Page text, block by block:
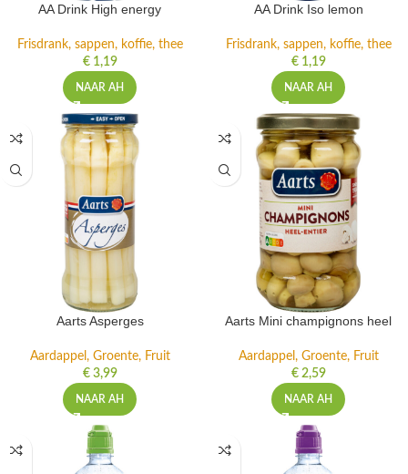
AA Drink High energy
Frisdrank, sappen, koffie, thee
€1,19
NAAR AH
AA Drink Iso lemon
Frisdrank, sappen, koffie, thee
€1,19
NAAR AH
Aarts Asperges
Aardappel, Groente, Fruit
€3,99
NAAR AH
Aarts Mini champignons heel
Aardappel, Groente, Fruit
€2,59
NAAR AH